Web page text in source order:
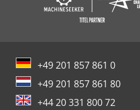
+49 201 857 861 0
+49 201 857 861 80
+44 20 331 800 72